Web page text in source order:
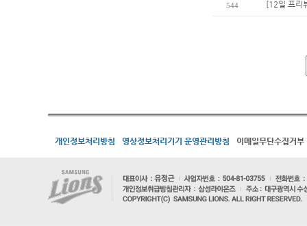
544 [12일 프리
개인정보처리방침 영상정보처리기기 운영관리방침 이메일무단수집거부